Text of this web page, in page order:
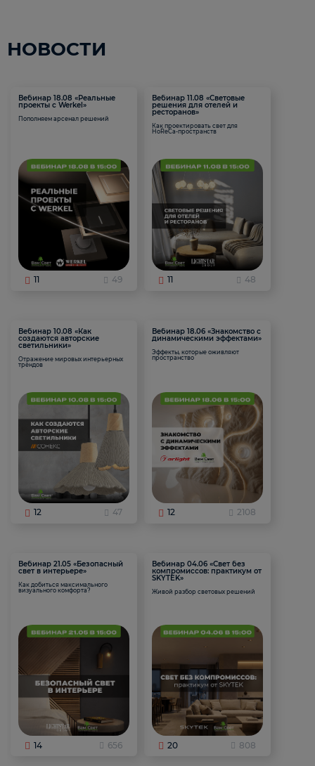
НОВОСТИ
Вебинар 18.08 «Реальные
проекты с Werkel»
Пополняем арсенал решений
11 49
Вебинар 11.08 «Световые
решения для отелей и
ресторанов»
Как проектировать свет для
HoReCa-пространств
11 48
Вебинар 10.08 «Как
создаются авторские
светильники»
Отражение мировых интерьерных
трендов
12 47
Вебинар 18.06 «Знакомство с
динамическими эффектами»
Эффекты, которые оживляют
пространство
12 2108
Вебинар 21.05 «Безопасный
свет в интерьере»
Как добиться максимального
визуального комфорта?
14 656
Вебинар 04.06 «Свет без
компромиссов: практикум от
SKYTEK»
Живой разбор световых решений
20 808